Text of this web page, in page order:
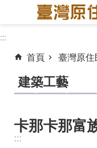
跳到主要內容區塊
階
尋
北
市
目
:::
:::
首頁 臺灣原住
建築工藝
卡那卡那富